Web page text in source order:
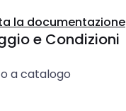
la documentazione
e Condizioni
a catalogo